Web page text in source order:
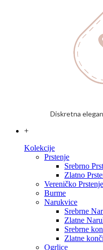
Diskretna
+
Kolekcije
Prstenje
Srebrno
Zlatno
Vereničko Prstenje
Burme
Narukvice
Srebrne
Zlatne
Srebrne
Zlatne
Ogrlice